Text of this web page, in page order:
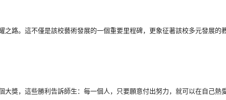
之路。 這不僅是該校藝術發展的一個重要里程碑， 更象征著該校多元發展的
大獎， 這些勝利告訴師生：每一個人，只要願意付出努力， 就可以在自己熱